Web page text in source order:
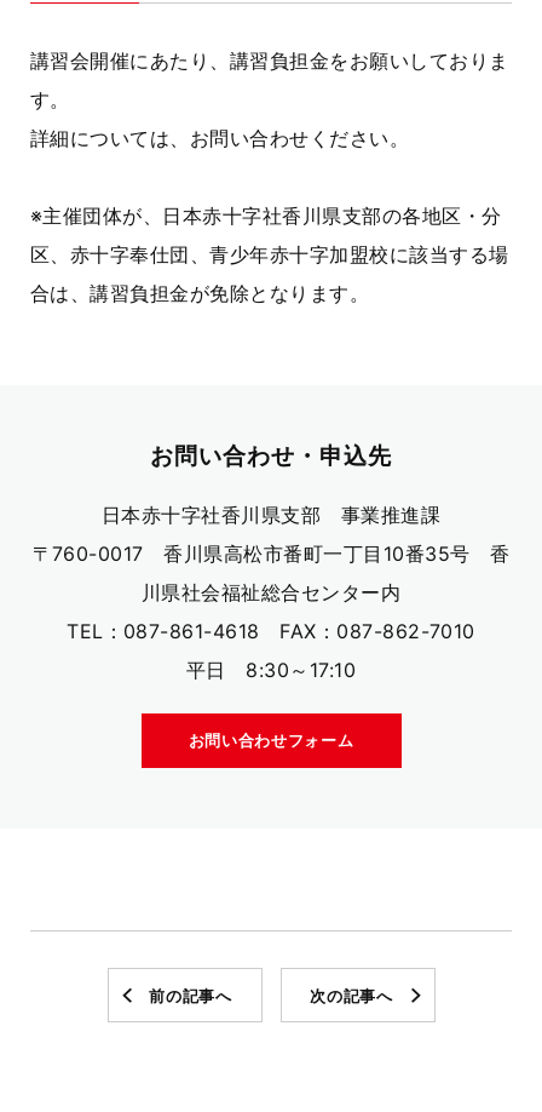
講習会開催にあたり、講習負担金をお願いしておりま
す。
詳細については、お問い合わせください。
※主催団体が、日本赤十字社香川県支部の各地区・分
区、赤十字奉仕団、青少年赤十字加盟校に該当する場
合は、講習負担金が免除となります。
お問い合わせ・申込先
日本赤十字社香川県支部 事業推進課
〒760-0017 香川県高松市番町一丁目10番35号 香
川県社会福祉総合センター内
TEL：087-861-4618 FAX：087-862-7010
平日 8:30～17:10
お問い合わせフォーム
前の記事へ 次の記事へ